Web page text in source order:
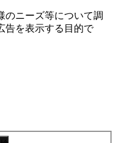
のニーズ等について調
告を表⽰する⽬的で